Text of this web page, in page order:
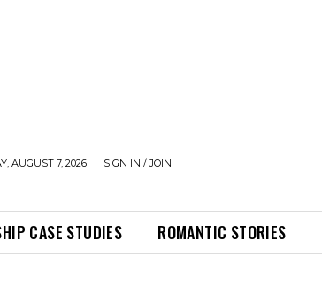
AUGUST 7, 2026 SIGN IN / JOIN
CASE STUDIES ROMANTIC STORIES